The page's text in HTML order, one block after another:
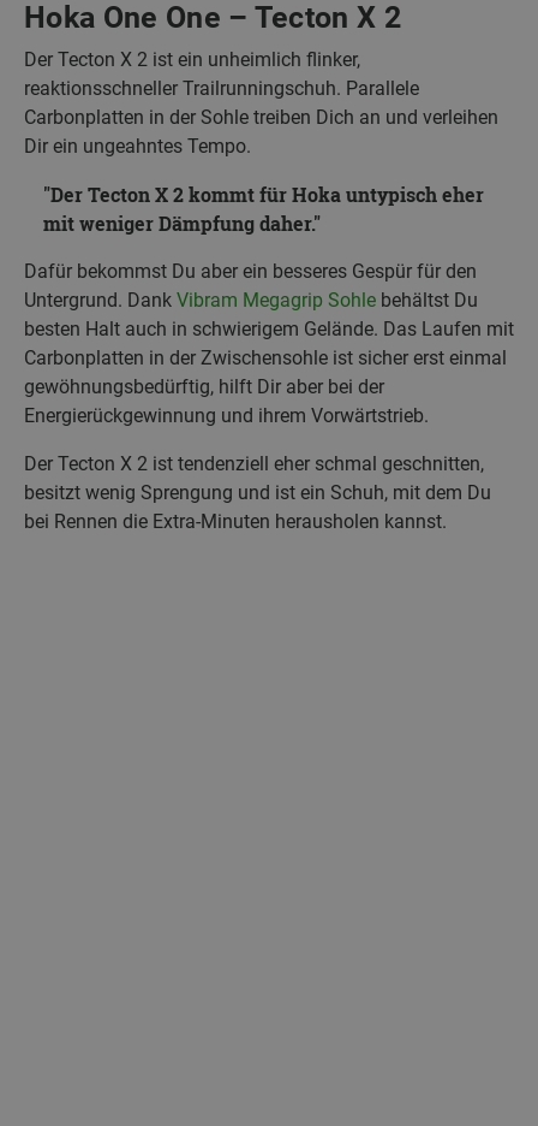
Hoka One One – Tecton X 2
Der Tecton X 2 ist ein unheimlich flinker,
reaktionsschneller Trailrunningschuh. Parallele
Carbonplatten in der Sohle treiben Dich an und verleihen
Dir ein ungeahntes Tempo.
Der Tecton X 2 kommt für Hoka untypisch eher
mit weniger Dämpfung daher.
Dafür bekommst Du aber ein besseres Gespür für den
Untergrund. Dank Vibram Megagrip Sohle behältst Du
besten Halt auch in schwierigem Gelände. Das Laufen mit
Carbonplatten in der Zwischensohle ist sicher erst einmal
gewöhnungsbedürftig, hilft Dir aber bei der
Energierückgewinnung und ihrem Vorwärtstrieb.
Der Tecton X 2 ist tendenziell eher schmal geschnitten,
besitzt wenig Sprengung und ist ein Schuh, mit dem Du
bei Rennen die Extra-Minuten herausholen kannst.